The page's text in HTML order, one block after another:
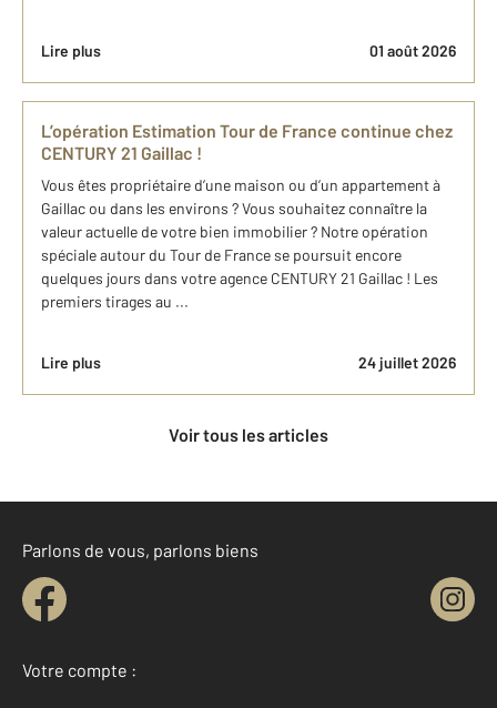
Lire plus 01 août 2026
L’opération Estimation Tour de France continue chez
CENTURY 21 Gaillac !
Vous êtes propriétaire d’une maison ou d’un appartement à
Gaillac ou dans les environs ? Vous souhaitez connaître la
valeur actuelle de votre bien immobilier ? Notre opération
spéciale autour du Tour de France se poursuit encore
quelques jours dans votre agence CENTURY 21 Gaillac ! Les
premiers tirages au ...
Lire plus 24 juillet 2026
Voir tous les articles
Parlons de vous, parlons biens
Votre compte :